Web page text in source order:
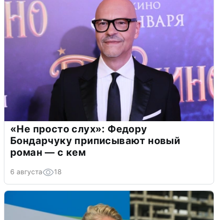
«Не просто слух»: Федору
Бондарчуку приписывают новый
роман — с кем
6 августа 18